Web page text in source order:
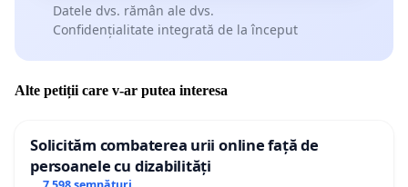
Datele dvs. rămân ale dvs.
Confidențialitate integrată de la început
Alte petiții care v-ar putea interesa
Solicităm combaterea urii online față de
persoanele cu dizabilități